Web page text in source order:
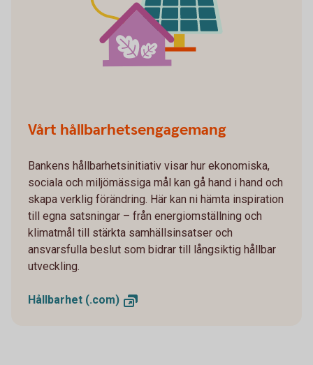
Vårt hållbarhetsengagemang
Bankens hållbarhetsinitiativ visar hur ekonomiska,
sociala och miljömässiga mål kan gå hand i hand och
skapa verklig förändring. Här kan ni hämta inspiration
till egna satsningar – från energiomställning och
klimatmål till stärkta samhällsinsatser och
ansvarsfulla beslut som bidrar till långsiktig hållbar
utveckling.
Hållbarhet (.com)